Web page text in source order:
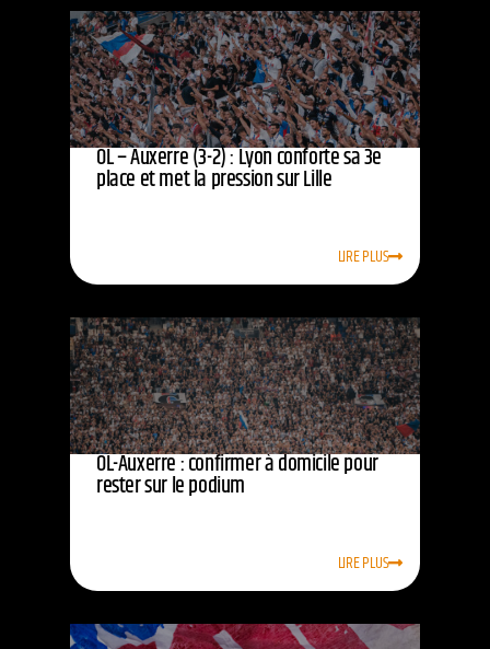
OL – Auxerre (3-2) : Lyon conforte sa 3e
place et met la pression sur Lille
LIRE PLUS
OL-Auxerre : confirmer à domicile pour
rester sur le podium
LIRE PLUS